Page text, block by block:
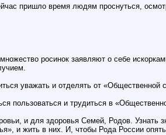
пришло время людям проснуться,
росинок заявляют о себе
уважать и отделять от
пользоваться и трудиться в
и для здоровья Семей, Родов. Узнать
и жить в них. И, чтобы Рода России